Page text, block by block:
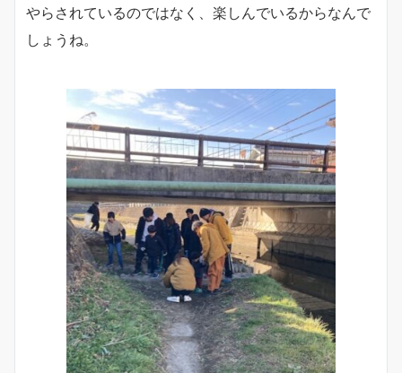
やらされているのではなく、楽しんでいるからなんで
しょうね。